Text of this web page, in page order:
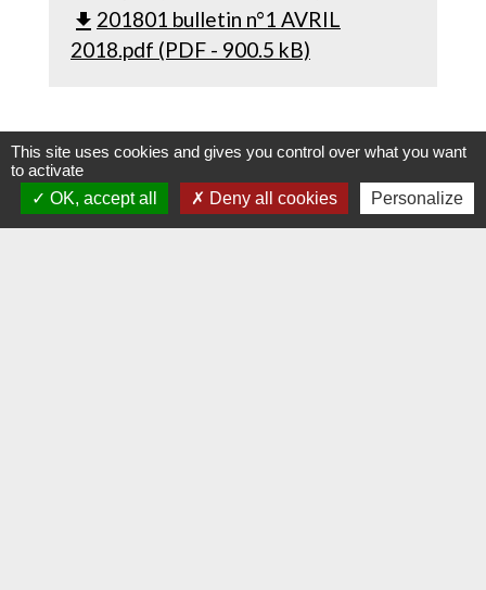
file_download 201801 bulletin n°1 AVRIL
2018.pdf (PDF - 900.5 kB)
This site uses cookies and gives you control over what you want
to activate
OK, accept all
Deny all cookies Personalize